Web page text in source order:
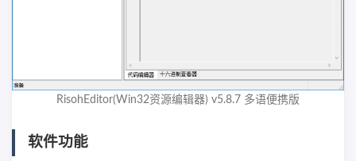
RisohEditor(Win32资源编辑器) v5.8.7 多语便携版
软件功能